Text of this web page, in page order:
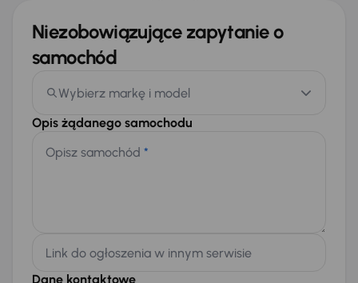
Niezobowiązujące zapytanie o
samochód
Wybierz markę i model
Opis żądanego samochodu
Opisz samochód *
Link do ogłoszenia w innym serwisie
Dane kontaktowe